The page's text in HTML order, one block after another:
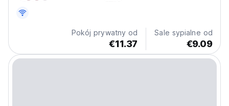
Pokój prywatny od
€11.37
Sale sypialne od
€9.09